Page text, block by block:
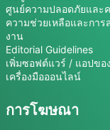
ศูนย์ความปลอดภัยและ
ความช่วยเหลือและกา
งาน
Editorial Guidelines
เพิ่มซอฟต์แวร์ / แอปข
เครื่องมือออนไลน์
การโฆษณา